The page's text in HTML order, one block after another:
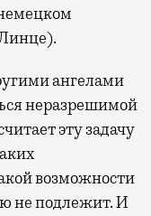
ангелами
неразрешимой
эту задачу
возможности
не подлежит. И